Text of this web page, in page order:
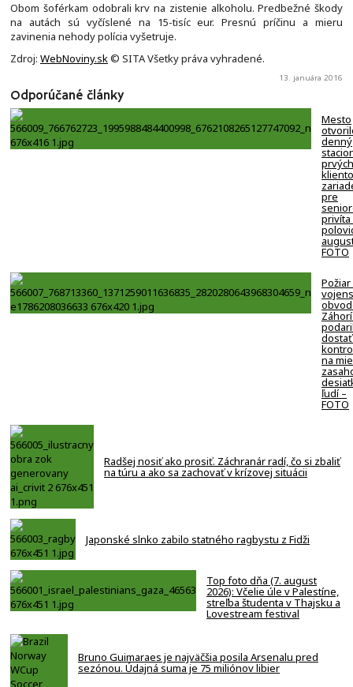
Obom šoférkam odobrali krv na zistenie alkoholu. Predbežné škody
na autách sú vyčíslené na 15-tisíc eur. Presnú príčinu a mieru
zavinenia nehody polícia vyšetruje.
Zdroj: WebNoviny.sk© SITA Všetky práva vyhradené.
13. januára 2016
Odporúčané články
Mesto
denný
prvých
pre
privíta
FOTO
na
ľudí –
FOTO
Radšej nosiť ako prosiť. Záchranár radí, čo si zbaliť
na túru a ako sa zachovať v krízovej situácii
Japonské slnko zabilo statného ragbystu z Fidži
Top foto dňa (7. august
2026): Včelie úle v Palestíne,
streľba študenta v Thajsku a
Lovestream festival
Bruno Guimaraes je najväčšia posila Arsenalu pred
sezónou. Údajná suma je 75 miliónov libier